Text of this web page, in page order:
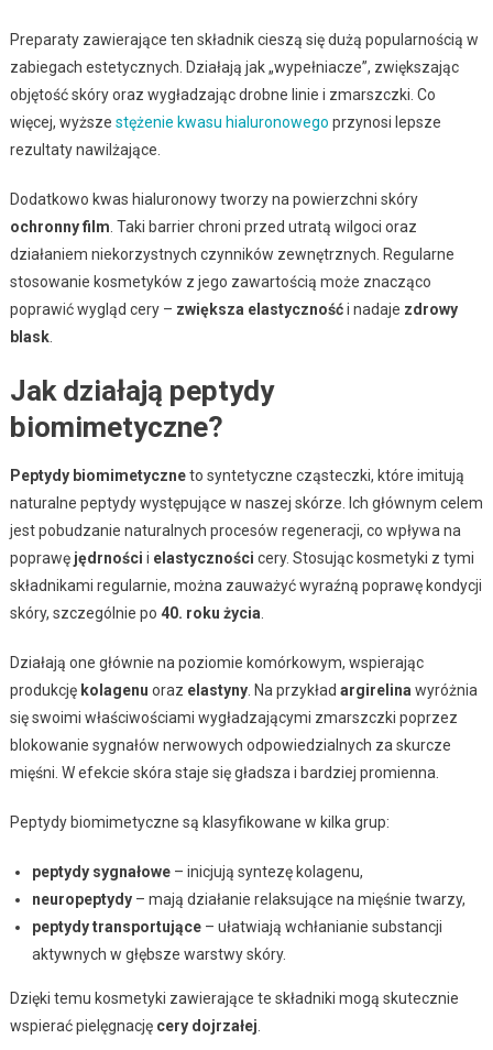
Preparaty zawierające ten składnik cieszą się dużą popularnością w
zabiegach estetycznych. Działają jak „wypełniacze”, zwiększając
objętość skóry oraz wygładzając drobne linie i zmarszczki. Co
więcej, wyższe stężenie kwasu hialuronowego przynosi lepsze
rezultaty nawilżające.
Dodatkowo kwas hialuronowy tworzy na powierzchni skóry
ochronny film . Taki barrier chroni przed utratą wilgoci oraz
działaniem niekorzystnych czynników zewnętrznych. Regularne
stosowanie kosmetyków z jego zawartością może znacząco
poprawić wygląd cery – zwiększa elastycznośći nadaje zdrowy
blask.
Jak działają peptydy
biomimetyczne?
Peptydy biomimetyczneto syntetyczne cząsteczki, które imitują
naturalne peptydy występujące w naszej skórze. Ich głównym celem
jest pobudzanie naturalnych procesów regeneracji, co wpływa na
poprawę jędrności i elastyczności cery. Stosując kosmetyki z tymi
składnikami regularnie, można zauważyć wyraźną poprawę kondycji
skóry, szczególnie po 40. roku życia
Działają one głównie na poziomie komórkowym, wspierając
produkcję kolagenu oraz elastyny. Na przykład argirelina wyróżnia
się swoimi właściwościami wygładzającymi zmarszczki poprzez
blokowanie sygnałów nerwowych odpowiedzialnych za skurcze
mięśni. W efekcie skóra staje się gładsza i bardziej promienna.
Peptydy biomimetyczne są klasyfikowane w kilka grup:
peptydy sygnałowe– inicjują syntezę kolagenu,
neuropeptydy– mają działanie relaksujące na mięśnie twarzy,
peptydy transportujące– ułatwiają wchłanianie substancji
aktywnych w głębsze warstwy skóry.
Dzięki temu kosmetyki zawierające te składniki mogą skutecznie
wspierać pielęgnację cery dojrzałej